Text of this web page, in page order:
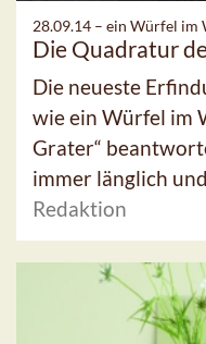
28.09.14 – ein Würfel im
Die Quadratur
Die neueste
wie ein Würfel im
Grater“
immer länglich
Redaktion